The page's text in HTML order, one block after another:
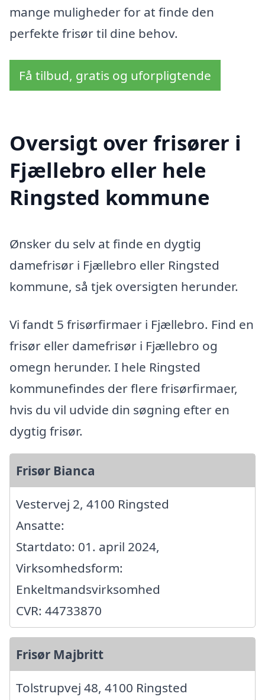
mange muligheder for at finde den
perfekte frisør til dine behov.
Få tilbud, gratis og uforpligtende
Oversigt over frisører i
Fjællebro eller hele
Ringsted kommune
Ønsker du selv at finde en dygtig
damefrisør i Fjællebro eller Ringsted
kommune, så tjek oversigten herunder.
Vi fandt 5 frisørfirmaer i Fjællebro. Find en
frisør eller damefrisør i Fjællebro og
omegn herunder. I hele Ringsted
kommunefindes der flere frisørfirmaer,
hvis du vil udvide din søgning efter en
dygtig frisør.
Frisør Bianca
Vestervej 2, 4100 Ringsted
Ansatte:
Startdato: 01. april 2024,
Virksomhedsform:
Enkeltmandsvirksomhed
CVR: 44733870
Frisør Majbritt
Tolstrupvej 48, 4100 Ringsted